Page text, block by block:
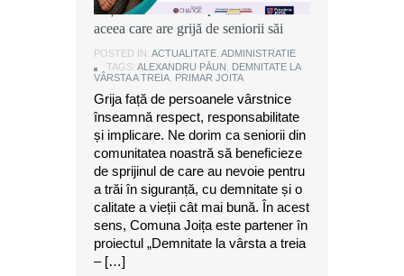
Joița: O comunitate puternică este
aceea care are grijă de seniorii săi
POSTED IN: ACTUALITATE ADMINISTRATIE
TAGS: ALEXANDRU PĂUN
DEMNITATE LA
VÂRSTA A TREIA
PRIMAR JOITA
Grija față de persoanele vârstnice
înseamnă respect, responsabilitate
și implicare. Ne dorim ca seniorii din
comunitatea noastră să beneficieze
de sprijinul de care au nevoie pentru
a trăi în siguranță, cu demnitate și o
calitate a vieții cât mai bună. În acest
sens, Comuna Joița este partener în
proiectul „Demnitate la vârsta a treia
– […]